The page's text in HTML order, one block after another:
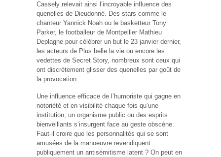
Cassely relevait ainsi l’incroyable influence des
quenelles de Dieudonné. Des stars comme le
chanteur Yannick Noah ou le basketteur Tony
Parker, le footballeur de Montpellier Mathieu
Deplagne pour célébrer un but le 23 janvier dernier,
les acteurs de Plus belle la vie ou encore les
vedettes de Secret Story, nombreux sont ceux qui
ont discrètement glisser des quenelles par goût de
la provocation.
Une influence efficace de l’humoriste qui gagne en
notoriété et en visibilité chaque fois qu’une
institution, un organisme public ou des esprits
bienveillants s’insurgent face au geste obscène.
Faut-il croire que les personnalités qui se sont
amusées de la manoeuvre revendiquent
publiquement un antisémitisme latent ? On peut en